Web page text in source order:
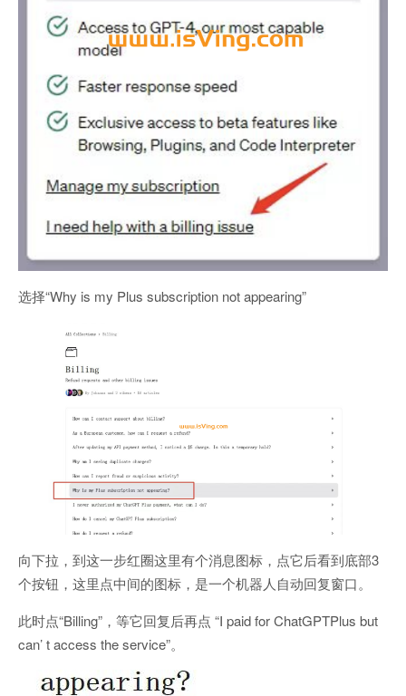
选择“Why is my Plus subscription not appearing”
向下拉，到这一步红圈这里有个消息图标，点它后看到底部3
个按钮，这里点中间的图标，是一个机器人自动回复窗口。
此时点“Billing”，等它回复后再点 “I paid for ChatGPTPlus but
can’ t access the service”。